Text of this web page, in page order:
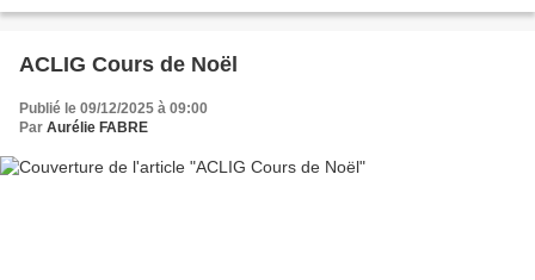
ACLIG Cours de Noël
Publié le 09/12/2025 à 09:00
Par Aurélie FABRE